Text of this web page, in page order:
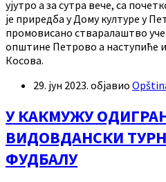
ујутро а за сутра вече, са
је приредба у Дому културе у
промовисано стваралаштво
општине Петрово а наступиће
Косова.
29. јун 2023. објавио
У КАКМУЖУ
ВИДОВДАНСКИ
ФУДБАЛУ